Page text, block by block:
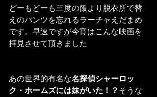
どーもどーも三度の飯より脱衣所で替
えのパンツを忘れるラーチャえだまめ
です。早速ですが今宵はこんな映画を
拝見させて頂きました
あの世界的有名な名探偵シャーロッ
ク・ホームズには妹がいた！？ そうな